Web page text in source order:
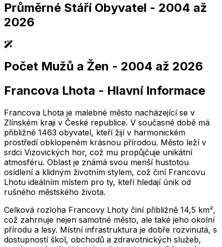
2,005 2,010 2,015 2,020 2,025
2,005 2,010 2,015 2,020 2,025
Průměrné Stáří Obyvatel - 2004 až
2026
2,005 2,010 2,015 2,020 2,025
2,005 2,010 2,015 2,020 2,025
Počet Mužů a Žen - 2004 až 2026
Francova Lhota - Hlavní Informace
Francova Lhota je malebné město nacházející se v
Zlínském kraji v České republice. V současné době má
přibližně 1463 obyvatel, kteří žijí v harmonickém
prostředí obklopeném krásnou přírodou. Město leží v
srdci Vizovických hor, což mu propůjčuje unikátní
atmosféru. Oblast je známá svou menší hustotou
osídlení a klidným životním stylem, což činí Francovu
Lhotu ideálním místem pro ty, kteří hledají únik od
rušného městského života.
Celková rozloha Francovy Lhoty činí přibližně 14,5 km²,
což zahrnuje nejen samotné město, ale také jeho okolní
přírodu a lesy. Místní infrastruktura je dobře rozvinutá, s
dostupností škol, obchodů a zdravotnických služeb,